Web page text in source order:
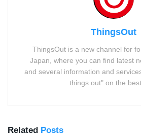
ThingsOut
ThingsOut is a new channel for
Japan, where you can find latest
and several information and
things out" on the
Related Posts